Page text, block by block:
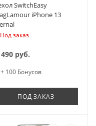
SwitchEasy
iPhone 13
Под заказ
руб.
+ 100 Бонусов
ПОД ЗАКАЗ